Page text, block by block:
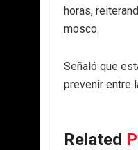
horas,
mosco.
Señaló que
prevenir entre
Related